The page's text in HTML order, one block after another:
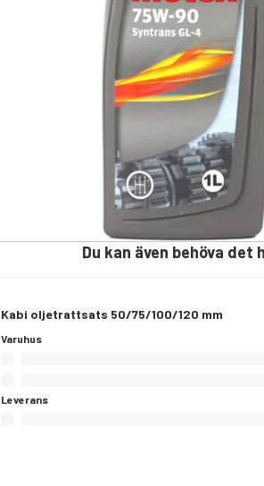
Du kan även behöva det
Kabi oljetrattsats 50/75/100/120 mm
Varuhus
Leverans